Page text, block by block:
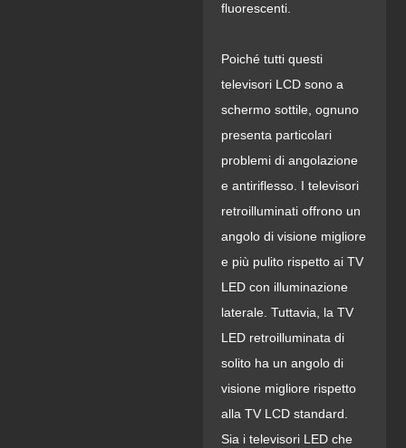
fluorescenti.
Poiché tutti questi
televisori LCD sono a
schermo sottile, ognuno
presenta particolari
problemi di angolazione
e antiriflesso. I televisori
retroilluminati offrono un
angolo di visione migliore
e più pulito rispetto ai TV
LED con illuminazione
laterale. Tuttavia, la TV
LED retroilluminata di
solito ha un angolo di
visione migliore rispetto
alla TV LCD standard.
Sia i televisori LED che